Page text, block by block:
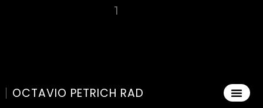
1
OCTAVIO PETRICH RAD